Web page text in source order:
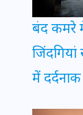
बंद कमरे
जिंदगियां
में